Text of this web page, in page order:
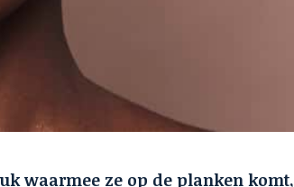
waarmee ze op de planken komt,